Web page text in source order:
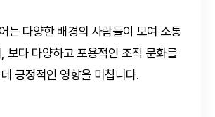
는 다양한 배경의 사람들이 모여 소통
보다 다양하고 포용적인 조직 문화를
긍정적인 영향을 미칩니다.